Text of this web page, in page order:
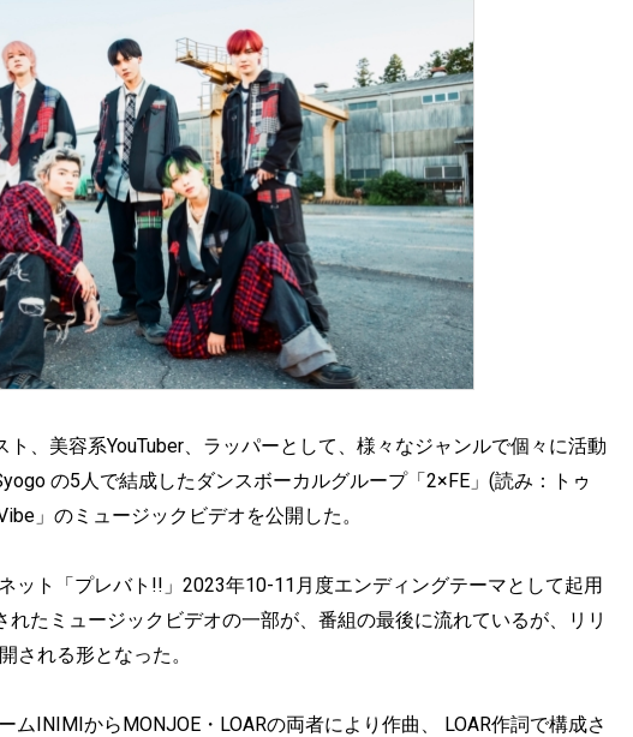
、美容系YouTuber、ラッパーとして、様々なジャンルで個々に活動
の5人で結成したダンスボーカルグループ「2×FE」(読み：トゥ
」のミュージックビデオを公開した。
ット「プレバト!!」2023年10-11月度エンディングテーマとして起用
たミュージックビデオの一部が、番組の最後に流れているが、リリ
される形となった。
ムINIMIからMONJOE・LOARの両者により作曲、 LOAR作詞で構成さ